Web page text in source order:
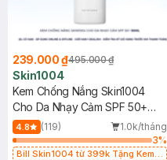
239.000 ₫495.000 ₫
Skin1004
Kem Chống Nắng Skin1004
Cho Da Nhạy Cảm SPF 50+
50ml
4.8 (119)
1.0k/tháng
3%
Bill Skin1004 từ 399k Tặng Kem